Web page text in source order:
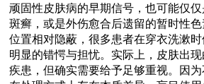
顽固性皮肤病的早期信号，也可能仅
斑癣，或是外伤愈合后遗留的暂时性
位置相对隐蔽，很多患者在穿衣洗漱
明显的错愕与担忧。实际上，皮肤出
疾患，但确实需要给予足够重视。因